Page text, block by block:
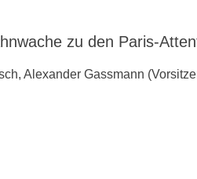
zu den ‪Paris-
Alexander Gassmann